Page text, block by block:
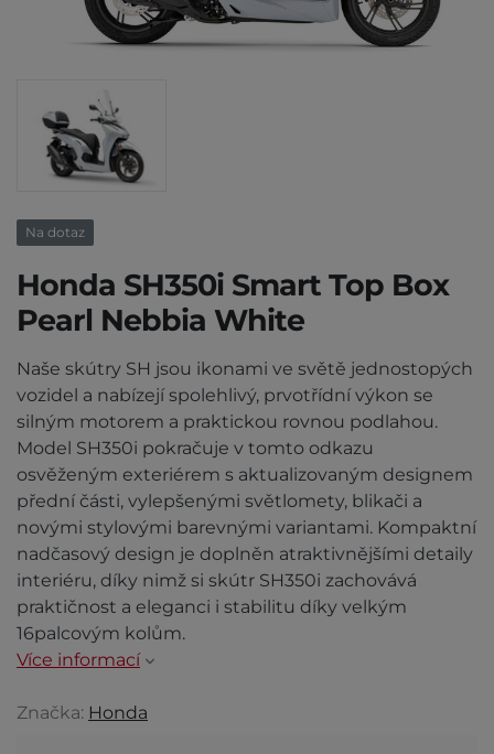
Na dotaz
Honda SH350i Smart Top Box
Pearl Nebbia White
Naše skútry SH jsou ikonami ve světě jednostopých
vozidel a nabízejí spolehlivý, prvotřídní výkon se
silným motorem a praktickou rovnou podlahou.
Model SH350i pokračuje v tomto odkazu
osvěženým exteriérem s aktualizovaným designem
přední části, vylepšenými světlomety, blikači a
novými stylovými barevnými variantami. Kompaktní
nadčasový design je doplněn atraktivnějšími detaily
interiéru, díky nimž si skútr SH350i zachovává
praktičnost a eleganci i stabilitu díky velkým
16palcovým kolům.
Více informací
Značka: Honda